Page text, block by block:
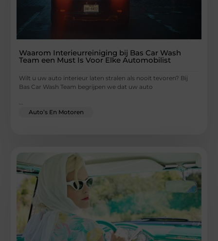
Waarom Interieurreiniging bij Bas Car Wash
Team een Must Is Voor Elke Automobilist
Wilt u uw auto interieur laten stralen als nooit tevoren? Bij
Bas Car Wash Team begrijpen we dat uw auto
...
Auto’s En Motoren